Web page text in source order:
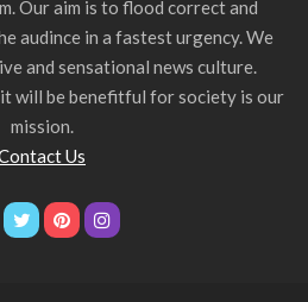
Our aim is to flood correct and
audince in a fastest urgency. We
and sensational news culture.
will be benefitful for society is our
mission.
Us